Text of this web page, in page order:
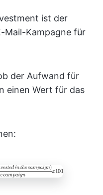
ist der
Mail-Kampagne für
der Aufwand für
einen Wert für das